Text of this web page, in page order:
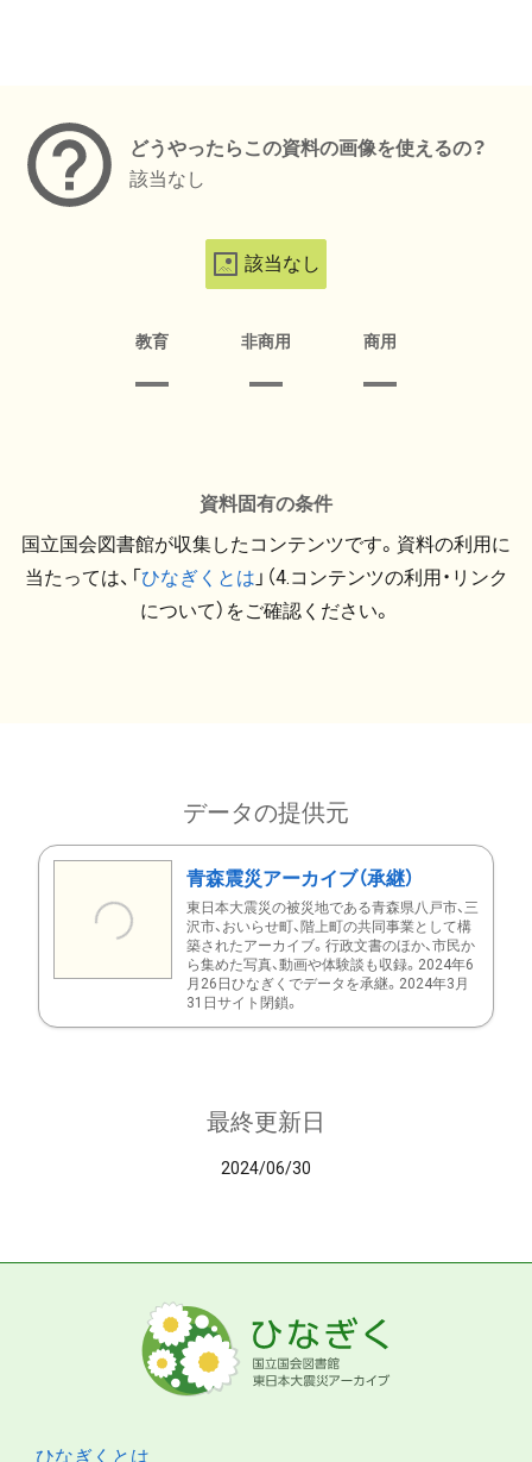
どうやったらこの資料の画像を使えるの？
該当なし
該当なし
教育 非商用 商用
資料固有の条件
国立国会図書館が収集したコンテンツです。資料の利用に
当たっては、「ひなぎくとは 」（4.コンテンツの利用・リンク
について）をご確認ください。
データの提供元
青森震災アーカイブ（承継）
東日本大震災の被災地である青森県八戸市、三
沢市、おいらせ町、階上町の共同事業として構
築されたアーカイブ。行政文書のほか、市民か
ら集めた写真、動画や体験談も収録。2024年6
月26日ひなぎくでデータを承継。2024年3月
31日サイト閉鎖。
最終更新日
2024/06/30
ひなぎくとは